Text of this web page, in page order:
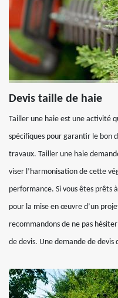
Devis taille de haie
Tailler une haie est une activité
spécifiques pour garantir le bon
travaux. Tailler une haie
viser l’harmonisation de cette
performance. Si vous êtes prêts
pour la mise en œuvre d’un
recommandons de ne pas
de devis. Une demande de devis